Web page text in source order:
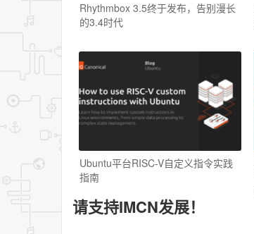
Rhythmbox 3.5终于发布，告别漫长
的3.4时代
Ubuntu平台RISC-V自定义指令实践
指南
请支持IMCN发展！